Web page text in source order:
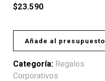
$23.590
Añade al presupuesto
Categoría: Regalos
Corporativos